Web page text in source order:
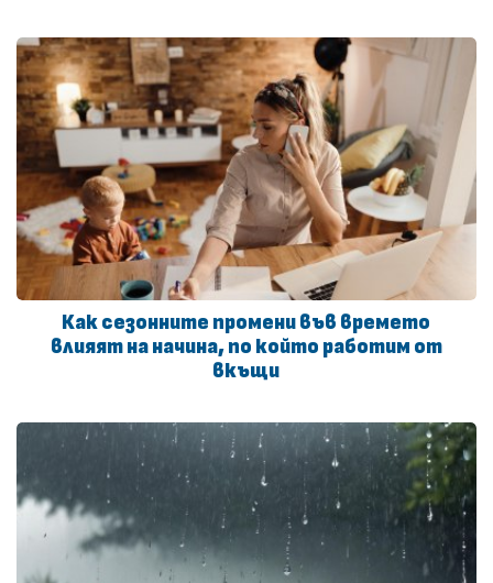
Как сезонните промени във времето
влияят на начина, по който работим от
вкъщи